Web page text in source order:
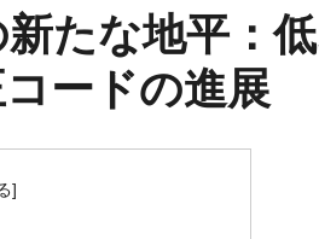
たな地平：
ードの進展